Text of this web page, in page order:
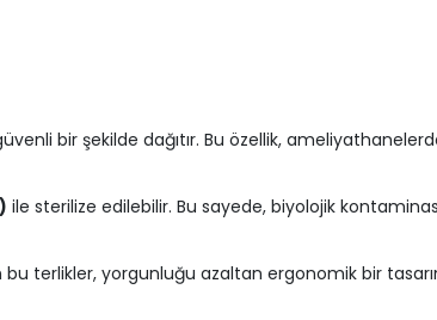
bir şekilde dağıtır. Bu özellik,
ile sterilize edilebilir. Bu sayede, biyolojik
terlikler, yorgunluğu azaltan ergonomik bir